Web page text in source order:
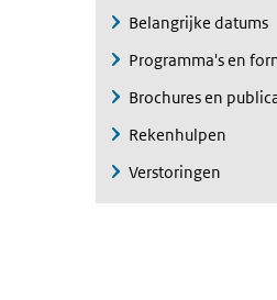
Belangrijke datums
Programma's en
Brochures en
Rekenhulpen
Verstoringen